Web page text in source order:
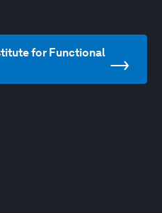
for Functional